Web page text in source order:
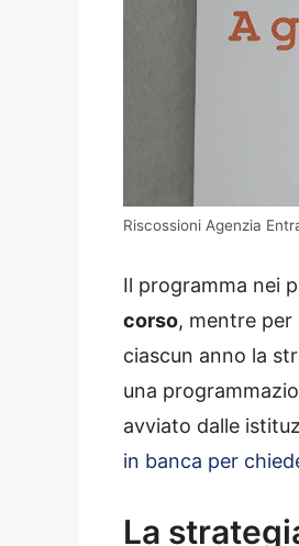
Riscossioni Agenzia
Il programma nei
corso, mentre
ciascun anno la
una
avviato dalle
in banca per
La